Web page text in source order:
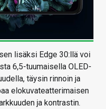
lisäksi Edge 30:llä voi
6,5-tuumaisella OLED-
täysin rinnoin ja
elokuvateatterimaisen
ja kontrastin.